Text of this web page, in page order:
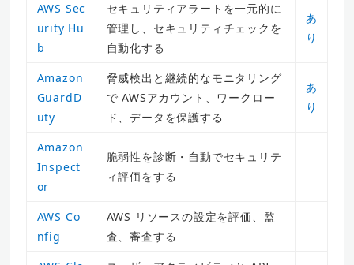
AWS Sec
urity Hu
b
セキュリティアラートを一元的に
管理し、セキュリティチェックを
自動化する
あ
り
Amazon
GuardD
uty
脅威検出と継続的なモニタリング
で AWSアカウント、ワークロー
ド、データを保護する
あ
り
Amazon
Inspect
or
脆弱性を診断・自動でセキュリテ
ィ評価をする
AWS Co
nfig
AWS リソースの設定を評価、監
査、審査する